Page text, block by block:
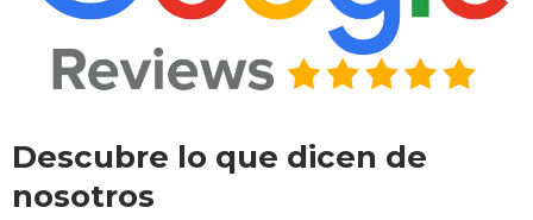
Descubre lo que dicen de
nosotros